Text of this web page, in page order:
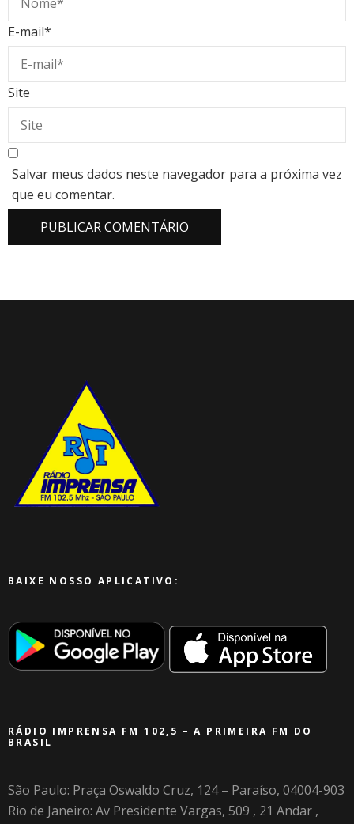
E-mail*
Site
Salvar meus dados neste navegador para a próxima vez
que eu comentar.
BAIXE NOSSO APLICATIVO:
RÁDIO IMPRENSA FM 102,5 – A PRIMEIRA FM DO
BRASIL
São Paulo: Praça Oswaldo Cruz, 124 – Paraíso, 04004-903
Rio de Janeiro: Av Presidente Vargas, 509 , 21 Andar ,